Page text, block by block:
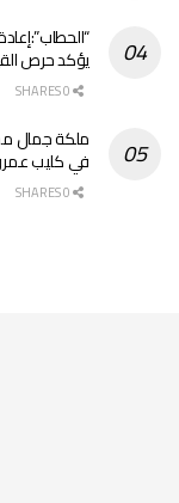
يؤكد حرص
ملكة جمال
في كليب